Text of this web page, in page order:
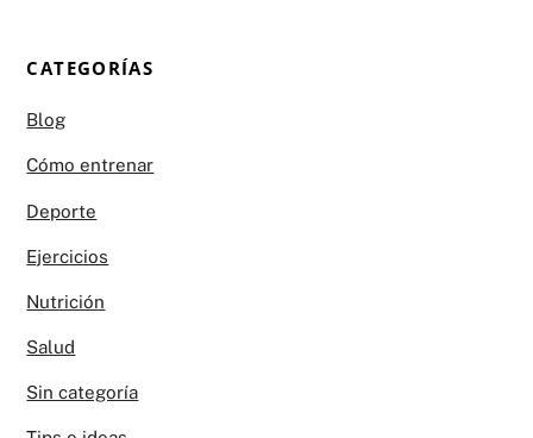
CATEGORÍAS
Blog
Cómo entrenar
Deporte
Ejercicios
Nutrición
Salud
Sin categoría